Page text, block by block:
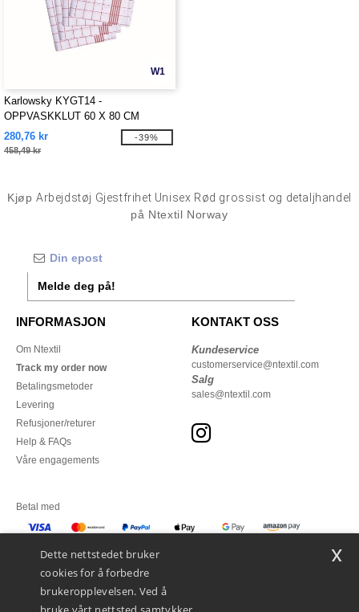
W1
Karlowsky KYGT14 -
OPPVASKKLUT 60 X 80 CM
280,76 kr
458,49 kr
-39%
KjøpArbejdstøj Gjestfrihet Unisex Rød grossist og detaljhandel
på Ntextil Norway
Melde deg på!
INFORMASJON
Om Ntextil
Track my order now
Betalingsmetoder
Levering
Refusjoner/returer
Help & FAQs
Våre engagements
KONTAKT OSS
Kundeservice
customerservice@ntextil.com
Salg
sales@ntextil.com
Betal med
Dette nettstedet bruker
cookies for å forbedre
brukeropplevelsen. Ved å
x